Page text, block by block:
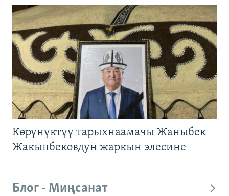
Көрүнүктүү тарыхнаамачы Жаныбек
Жакыпбековдун жаркын элесине
Блог - Миңсанат